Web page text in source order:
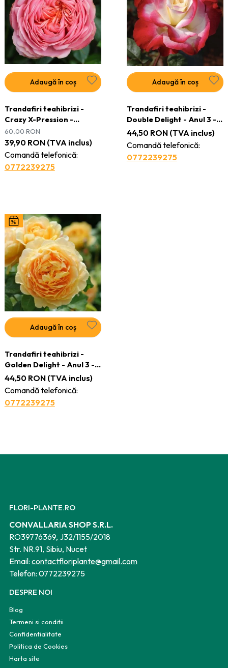
Adaugă în coș
Trandafiri teahibrizi -
Crazy X-Pression -
Ghiveci 3L
39,90 RON(TVA inclus)
Comandă telefonică:
0772239275
60,00RON
Adaugă în coș
Trandafiri teahibrizi -
Double Delight - Anul 3 -
Ghiveci 2L
44,50 RON(TVA inclus)
Comandă telefonică:
0772239275
Adaugă în coș
Trandafiri teahibrizi -
Golden Delight - Anul 3 -
Ghiveci 2L
44,50 RON(TVA inclus)
Comandă telefonică:
0772239275
FLORI-PLANTE.RO
CONVALLARIA SHOP S.R.L.
RO39776369, J32/1155/2018
Str. NR.91, Sibiu, Nucet
Email: contactfloriplante@gmail.com
Telefon: 0772239275
DESPRE NOI
Blog
Termeni si conditii
Confidentialitate
Politica de Cookies
Harta site